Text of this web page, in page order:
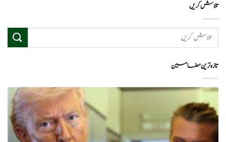
تلاش کریں
تازہ ترین مضامین